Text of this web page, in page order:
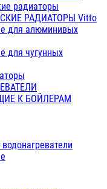
радиаторы
РАДИАТОРЫ Vitto
для алюминивых
для чугунных
К БОЙЛЕРАМ